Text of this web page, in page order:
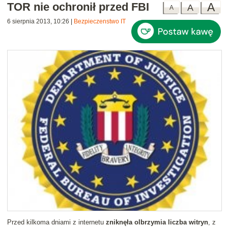
A
A
A
TOR nie ochronił przed FBI
6 sierpnia 2013, 10:26 Bezpieczenstwo IT
Przed kilkoma dniami z internetu zniknęła olbrzymia liczba witryn, z